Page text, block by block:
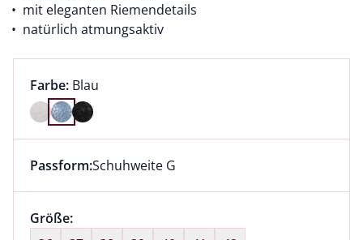
mit eleganten Riemendetails
natürlich atmungsaktiv
Farbauswahl:
Farbe: aktuell ausgewählt:
Blau
Farbe Blau ausgewählt
Dieser Artikel hat die Passform Schuhweite G. für
Passform:Schuhweite G
Größenauswahl:
Größe:nichts ausgewählt